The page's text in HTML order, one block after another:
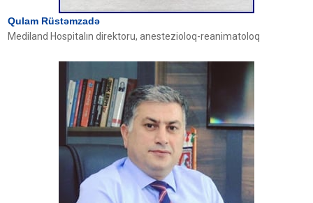
Qulam Rüstəmzadə
Mediland Hospitalın direktoru, anestezioloq-reanimatoloq